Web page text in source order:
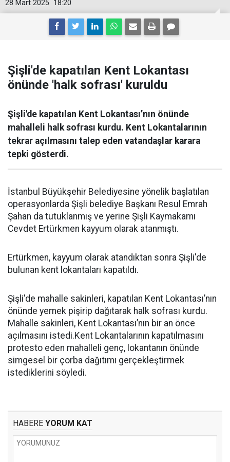
18:20
28 Mart 2025
Şişli'de kapatılan Kent Lokantası
önünde 'halk sofrası' kuruldu
Şişli'de kapatılan Kent Lokantası’nın önünde
mahalleli halk sofrası kurdu. Kent Lokantalarının
tekrar açılmasını talep eden vatandaşlar karara
tepki gösterdi.
İstanbul Büyükşehir Belediyesine yönelik başlatılan
operasyonlarda Şişli belediye Başkanı Resul Emrah
Şahan da tutuklanmış ve yerine Şişli Kaymakamı
Cevdet Ertürkmen kayyum olarak atanmıştı.
Ertürkmen, kayyum olarak atandıktan sonra Şişli'de
bulunan kent lokantaları kapatıldı.
Şişli'de mahalle sakinleri, kapatılan Kent Lokantası’nın
önünde yemek pişirip dağıtarak halk sofrası kurdu.
Mahalle sakinleri, Kent Lokantası’nın bir an önce
açılmasını istedi.Kent Lokantalarının kapatılmasını
protesto eden mahalleli genç, lokantanın önünde
simgesel bir çorba dağıtımı gerçekleştirmek
istediklerini söyledi.
HABERE YORUM KAT